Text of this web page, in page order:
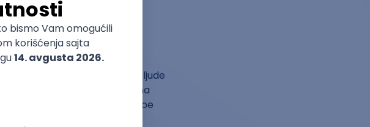
Out Brain Clutter and
Kristin Loberg
Napravili su odličan vodič za ljude
samo na sećanje, već i na
strategiju učenja i vežbe